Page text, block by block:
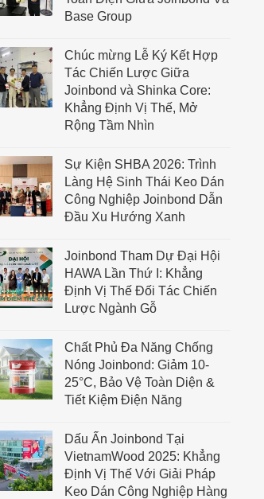
Base Group
Chúc mừng Lễ Ký Kết Hợp
Tác Chiến Lược Giữa
Joinbond và Shinka Core:
Khẳng Định Vị Thế, Mở
Rộng Tầm Nhìn
Sự Kiện SHBA 2026: Trình
Làng Hệ Sinh Thái Keo Dán
Công Nghiệp Joinbond Dẫn
Đầu Xu Hướng Xanh
Joinbond Tham Dự Đại Hội
HAWA Lần Thứ I: Khẳng
Định Vị Thế Đối Tác Chiến
Lược Ngành Gỗ
Chất Phủ Đa Năng Chống
Nóng Joinbond: Giảm 10-
25°C, Bảo Vệ Toàn Diện &
Tiết Kiệm Điện Năng
Dấu Ấn Joinbond Tại
VietnamWood 2025: Khẳng
Định Vị Thế Với Giải Pháp
Keo Dán Công Nghiệp Hàng